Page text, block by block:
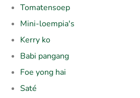
Tomatensoep
Mini-loempia's
Kerry ko
Babi pangang
Foe yong hai
Saté